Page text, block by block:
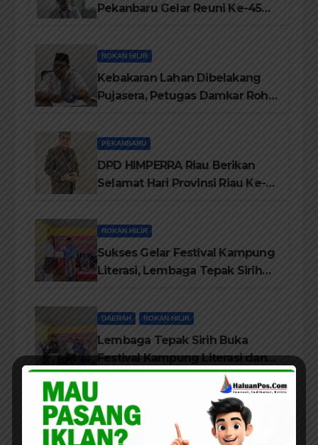
Pekanbaru Gelar Reuni Ke-45
ROKAN HILIR
Kebakaran Lahan Dibelakang
Pujasera, Petugas Damkar Rohil
PEKANBARU
DPD HIMPERRA Riau Berikan
Selamat Hari Provinsi Riau Ke-
ROKAN HILIR
Sukses Gelar Festival Kampung
Literasi, Lembaga Tepak Sirih
DAERAH ROKAN HILIR
Lembaga Tepak Sirih Buka
Festival Kampung Literasi dan
Pelatihan Penguatan
TBM/Perpustakaan Desa 2026
PEKANBARU
Bedah Buku Suku Asli Anak